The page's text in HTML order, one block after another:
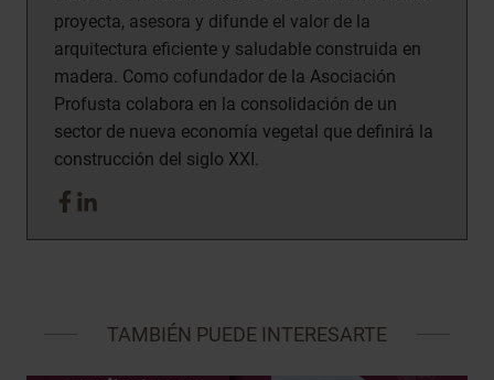
proyecta, asesora y difunde el valor de la
arquitectura eficiente y saludable construida en
madera. Como cofundador de la Asociación
Profusta colabora en la consolidación de un
sector de nueva economía vegetal que definirá la
construcción del siglo XXI.
TAMBIÉN PUEDE INTERESARTE